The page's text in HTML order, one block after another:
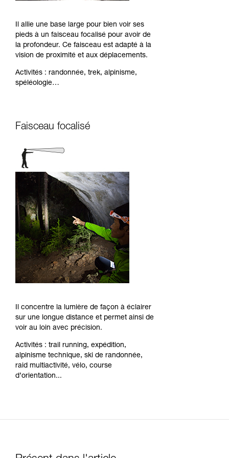
Il allie une base large pour bien voir ses
pieds à un faisceau focalisé pour avoir de
la profondeur. Ce faisceau est adapté à la
vision de proximité et aux déplacements.
Activités : randonnée, trek, alpinisme,
spéléologie…
Faisceau focalisé
Il concentre la lumière de façon à éclairer
sur une longue distance et permet ainsi de
voir au loin avec précision.
Activités : trail running, expédition,
alpinisme technique, ski de randonnée,
raid multiactivité, vélo, course
d’orientation...